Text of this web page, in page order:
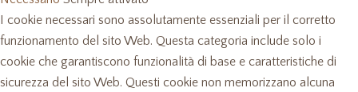
I cookie necessari sono assolutamente essenziali per il corretto
funzionamento del sito Web. Questa categoria include solo i
cookie che garantiscono funzionalità di base e caratteristiche di
sicurezza del sito Web. Questi cookie non memorizzano alcuna